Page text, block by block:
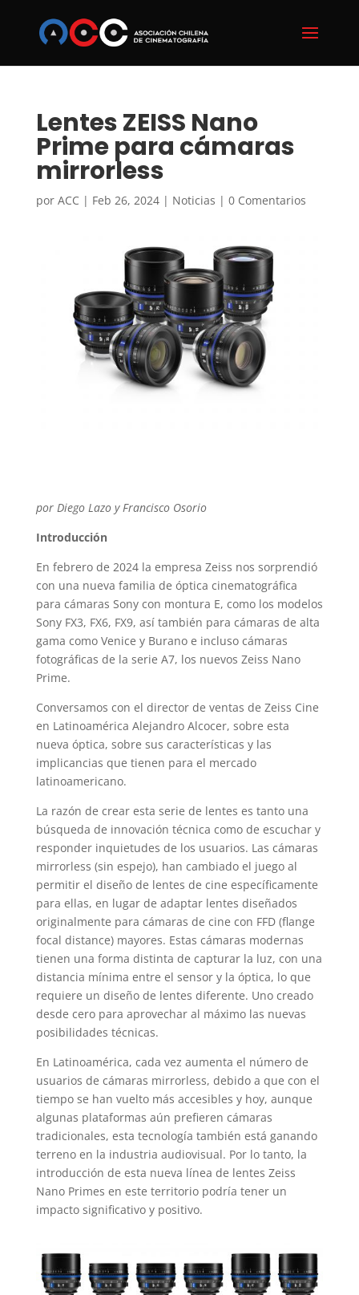
Lentes ZEISS Nano
Prime para cámaras
mirrorless
por ACC | Feb 26, 2024| Noticias | 0 Comentarios
por Diego Lazo y Francisco Osorio
Introducción
En febrero de 2024 la empresa Zeiss nos sorprendió
con una nueva familia de óptica cinematográfica
para cámaras Sony con montura E, como los modelos
Sony FX3, FX6, FX9, así también para cámaras de alta
gama como Venice y Burano e incluso cámaras
fotográficas de la serie A7, los nuevos Zeiss Nano
Prime.
Conversamos con el director de ventas de Zeiss Cine
en Latinoamérica Alejandro Alcocer, sobre esta
nueva óptica, sobre sus características y las
implicancias que tienen para el mercado
latinoamericano.
La razón de crear esta serie de lentes es tanto una
búsqueda de innovación técnica como de escuchar y
responder inquietudes de los usuarios. Las cámaras
mirrorless (sin espejo), han cambiado el juego al
permitir el diseño de lentes de cine específicamente
para ellas, en lugar de adaptar lentes diseñados
originalmente para cámaras de cine con FFD (flange
focal distance) mayores. Estas cámaras modernas
tienen una forma distinta de capturar la luz, con una
distancia mínima entre el sensor y la óptica, lo que
requiere un diseño de lentes diferente. Uno creado
desde cero para aprovechar al máximo las nuevas
posibilidades técnicas.
En Latinoamérica, cada vez aumenta el número de
usuarios de cámaras mirrorless, debido a que con el
tiempo se han vuelto más accesibles y hoy, aunque
algunas plataformas aún prefieren cámaras
tradicionales, esta tecnología también está ganando
terreno en la industria audiovisual. Por lo tanto, la
introducción de esta nueva línea de lentes Zeiss
Nano Primes en este territorio podría tener un
impacto significativo y positivo.